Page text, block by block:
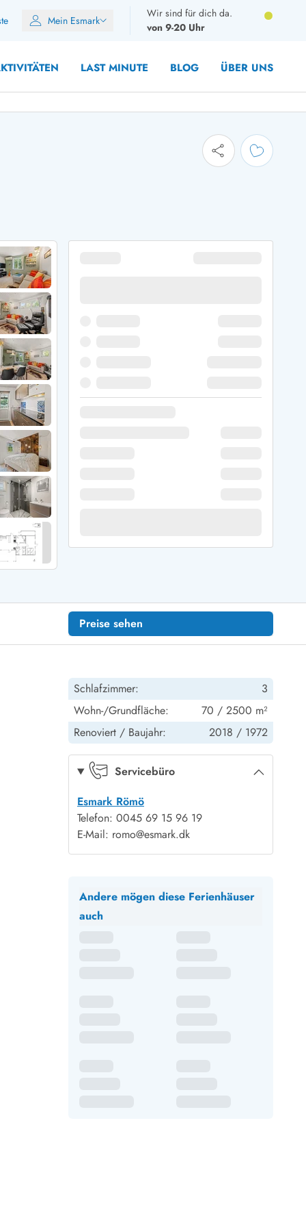
Mein Esmark
Wir sind für dich da.
von 9-20 Uhr
LAST MINUTE BLOG ÜBER UNS
Weihnachten
Silvester
Fjord
Klit
Strand
Husby
Preise sehen
Schlafzimmer:
3
Wohn-/Grundfläche:
70 / 2500 m²
Renoviert / Baujahr: 2018 / 1972
Servicebüro
Esmark Römö
Telefon: 0045 69 15 96 19
E-Mail: romo@esmark.dk
Andere mögen diese Ferienhäuser
auch